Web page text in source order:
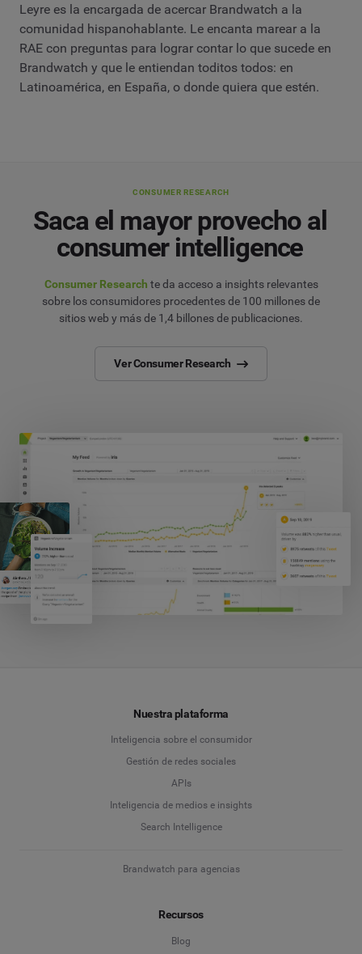
Leyre es la encargada de acercar Brandwatch a la
comunidad hispanohablante. Le encanta marear a la
RAE con preguntas para lograr contar lo que sucede en
Brandwatch y que le entiendan toditos todos: en
Latinoamérica, en España, o donde quiera que estén.
CONSUMER RESEARCH
Saca el mayor provecho al
consumer intelligence
Consumer Research te da acceso a insights relevantes
sobre los consumidores procedentes de 100 millones de
sitios web y más de 1,4 billones de publicaciones.
Ver Consumer Research
Nuestra plataforma
Inteligencia sobre el consumidor
Gestión de redes sociales
APIs
Inteligencia de medios e insights
Search Intelligence
Brandwatch para agencias
Recursos
Blog